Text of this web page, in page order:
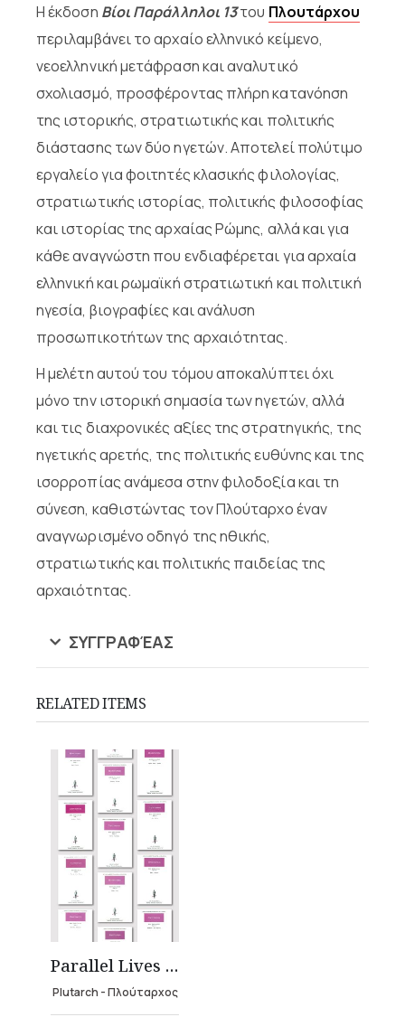
Η έκδοση Βίοι Παράλληλοι 13του Πλουτάρχου
περιλαμβάνει το αρχαίο ελληνικό κείμενο,
νεοελληνική μετάφραση και αναλυτικό
σχολιασμό, προσφέροντας πλήρη κατανόηση
της ιστορικής, στρατιωτικής και πολιτικής
διάστασης των δύο ηγετών. Αποτελεί πολύτιμο
εργαλείο για φοιτητές κλασικής φιλολογίας,
στρατιωτικής ιστορίας, πολιτικής φιλοσοφίας
και ιστορίας της αρχαίας Ρώμης, αλλά και για
κάθε αναγνώστη που ενδιαφέρεται για αρχαία
ελληνική και ρωμαϊκή στρατιωτική και πολιτική
ηγεσία, βιογραφίες και ανάλυση
προσωπικοτήτων της αρχαιότητας.
Η μελέτη αυτού του τόμου αποκαλύπτει όχι
μόνο την ιστορική σημασία των ηγετών, αλλά
και τις διαχρονικές αξίες της στρατηγικής, της
ηγετικής αρετής, της πολιτικής ευθύνης και της
ισορροπίας ανάμεσα στην φιλοδοξία και τη
σύνεση, καθιστώντας τον Πλούταρχο έναν
αναγνωρισμένο οδηγό της ηθικής,
στρατιωτικής και πολιτικής παιδείας της
αρχαιότητας.
ΣΥΓΓΡΑΦΈΑΣ
RELATED ITEMS
Parallel Lives (24 volumes)
Plutarch - Πλούταρχος